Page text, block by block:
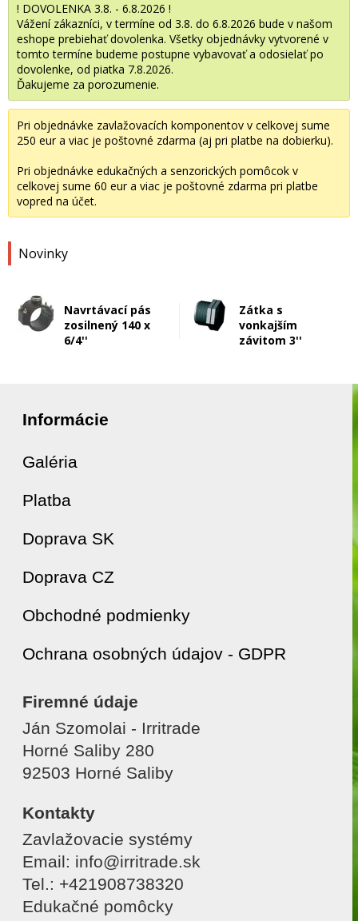
! DOVOLENKA 3.8. - 6.8.2026 !
Vážení zákazníci, v termíne od 3.8. do 6.8.2026 bude v našom
eshope prebiehať dovolenka. Všetky objednávky vytvorené v
tomto termíne budeme postupne vybavovať a odosielať po
dovolenke, od piatka 7.8.2026.
Ďakujeme za porozumenie.
Pri objednávke zavlažovacích komponentov v celkovej sume
250 eur a viac je poštovné zdarma (aj pri platbe na dobierku).
Pri objednávke edukačných a senzorických pomôcok v
celkovej sume 60 eur a viac je poštovné zdarma pri platbe
vopred na účet.
Novinky
Navrtávací pás
zosilnený 140 x
6/4''
Zátka s
vonkajším
závitom 3''
Informácie
Galéria
Platba
Doprava SK
Doprava CZ
Obchodné podmienky
Ochrana osobných údajov - GDPR
Firemné údaje
Ján Szomolai - Irritrade
Horné Saliby 280
92503 Horné Saliby
Kontakty
Zavlažovacie systémy
Email: info@irritrade.sk
Tel.: +421908738320
Edukačné pomôcky